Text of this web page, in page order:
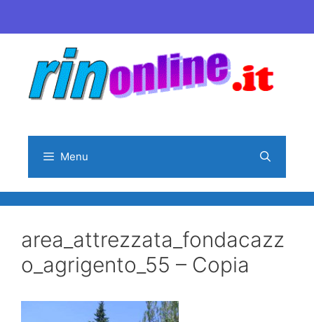
al
contenuto
Menu
area_attrezzata_fondacazz
o_agrigento_55 – Copia